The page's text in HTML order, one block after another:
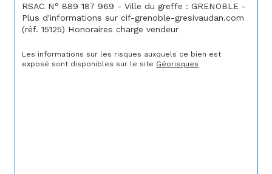
RSAC N° 889 187 969 - Ville du greffe : GRENOBLE -
Plus d'informations sur cif-grenoble-gresivaudan.com
(réf. 15125) Honoraires charge vendeur
Les informations sur les risques auxquels ce bien est
exposé sont disponibles sur le site Géorisques